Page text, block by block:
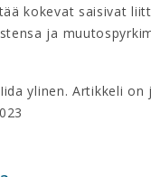
kokevat saisivat
ja
Iida ylinen. Artikkeli on